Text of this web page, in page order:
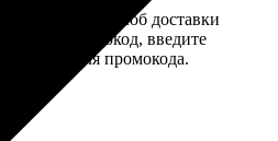
и выберите способ доставки
вас есть промокод, введите
поле для промокода.